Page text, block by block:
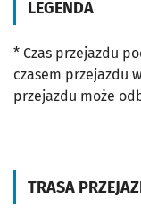
TRASA
LEGENDA
* Czas przejazdu
czasem przejazdu
przejazdu może